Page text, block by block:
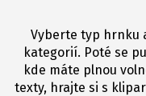
Vyberte typ hrnku
kategorií. Poté se
kde máte plnou
texty, hrajte si s